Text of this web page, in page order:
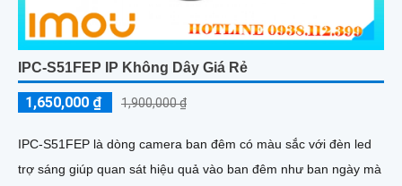
IPC-S51FEP IP Không Dây Giá Rẻ
1,650,000 ₫ 1,900,000 ₫
IPC-S51FEP là dòng camera ban đêm có màu sắc với đèn led
trợ sáng giúp quan sát hiệu quả vào ban đêm như ban ngày mà